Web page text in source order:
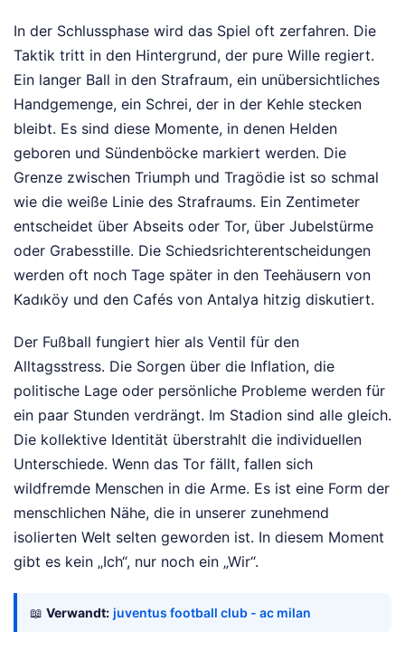
In der Schlussphase wird das Spiel oft zerfahren. Die
Taktik tritt in den Hintergrund, der pure Wille regiert.
Ein langer Ball in den Strafraum, ein unübersichtliches
Handgemenge, ein Schrei, der in der Kehle stecken
bleibt. Es sind diese Momente, in denen Helden
geboren und Sündenböcke markiert werden. Die
Grenze zwischen Triumph und Tragödie ist so schmal
wie die weiße Linie des Strafraums. Ein Zentimeter
entscheidet über Abseits oder Tor, über Jubelstürme
oder Grabesstille. Die Schiedsrichterentscheidungen
werden oft noch Tage später in den Teehäusern von
Kadıköy und den Cafés von Antalya hitzig diskutiert.
Der Fußball fungiert hier als Ventil für den
Alltagsstress. Die Sorgen über die Inflation, die
politische Lage oder persönliche Probleme werden für
ein paar Stunden verdrängt. Im Stadion sind alle gleich.
Die kollektive Identität überstrahlt die individuellen
Unterschiede. Wenn das Tor fällt, fallen sich
wildfremde Menschen in die Arme. Es ist eine Form der
menschlichen Nähe, die in unserer zunehmend
isolierten Welt selten geworden ist. In diesem Moment
gibt es kein „Ich“, nur noch ein „Wir“.
📖 Verwandt: juventus football club - ac milan